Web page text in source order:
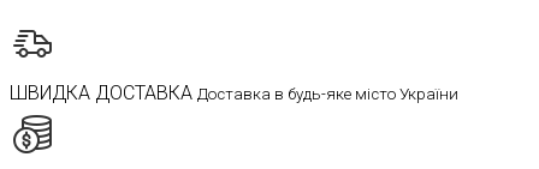
ШВИДКА ДОСТАВКА Доставка в будь-яке місто України